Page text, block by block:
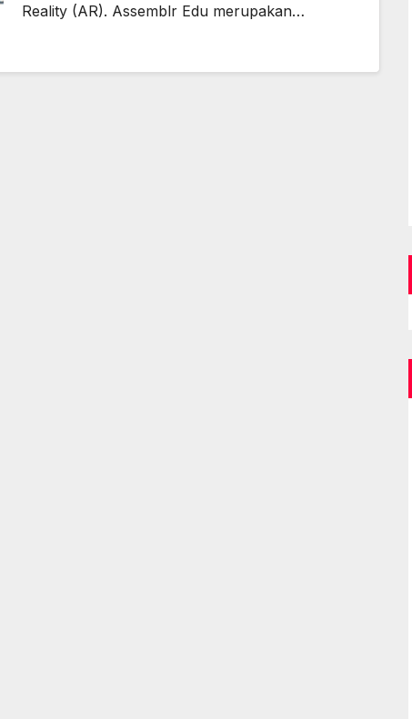
Reality (AR). Assemblr Edu merupakan…